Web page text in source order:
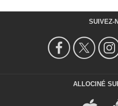
SUIVEZ-
ALLOCINÉ